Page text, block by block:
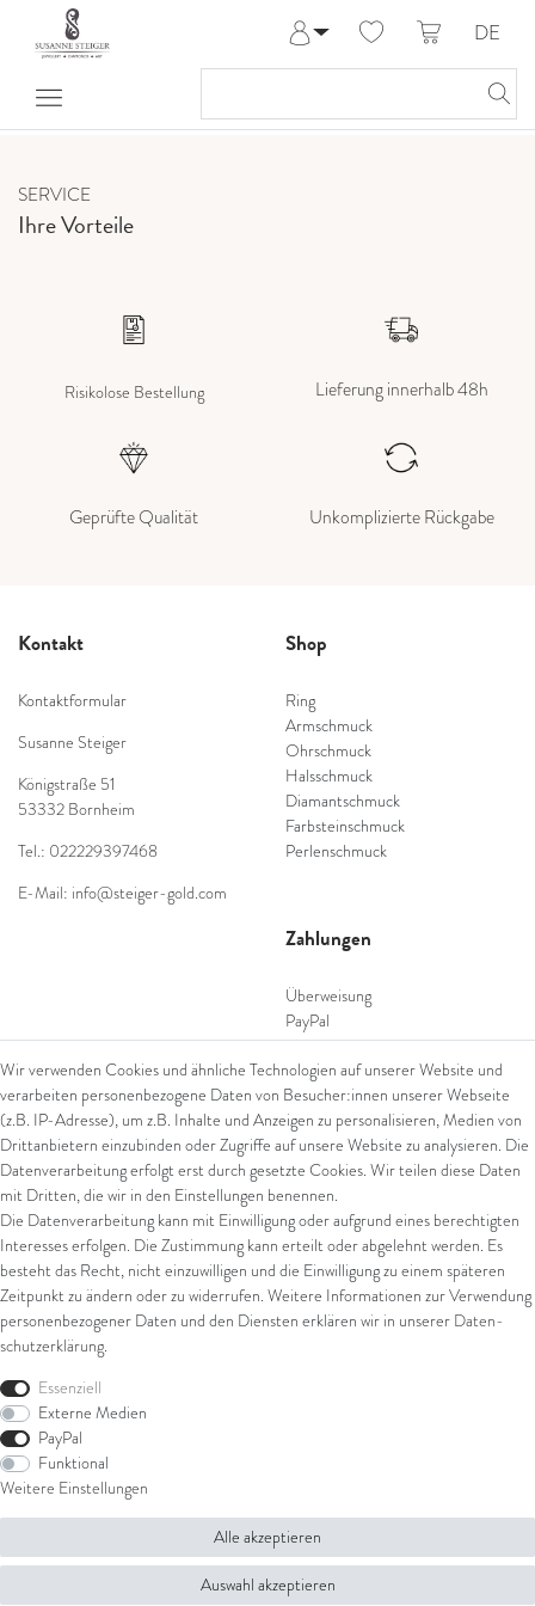
Anmelden
Meine Bestellungen
DE
SERVICE
Ihre Vorteile
Risikolose Bestellung Lieferung innerhalb 48h
Geprüfte Qualität Unkomplizierte Rückgabe
Kontakt
Kontaktformular
Susanne Steiger
Königstraße 51
53332 Bornheim
Tel.: 022229397468
E-Mail: info@steiger-gold.com
Shop
Ring
Armschmuck
Ohrschmuck
Halsschmuck
Diamantschmuck
Farbsteinschmuck
Perlenschmuck
Zahlungen
Überweisung
PayPal
SEPA Lastschrift
giropay
Kreditkarte
Versand
UPS
FedEx
© Copyright 2026 Juwelier Steiger | Alle Rechte vorbehalten.
Wir verwenden Cookies und ähnliche Technologien auf unserer Website und
verarbeiten personenbezogene Daten von Besucher:innen unserer Webseite
(z.B. IP-Adresse), um z.B. Inhalte und Anzeigen zu personalisieren, Medien von
Drittanbietern einzubinden oder Zugriffe auf unsere Website zu analysieren. Die
Datenverarbeitung erfolgt erst durch gesetzte Cookies. Wir teilen diese Daten
mit Dritten, die wir in den Einstellungen benennen.
Die Datenverarbeitung kann mit Einwilligung oder aufgrund eines berechtigten
Interesses erfolgen. Die Zustimmung kann erteilt oder abgelehnt werden. Es
besteht das Recht, nicht einzuwilligen und die Einwilligung zu einem späteren
Zeitpunkt zu ändern oder zu widerrufen. Weitere Informationen zur Verwendung
personenbezogener Daten und den Diensten erklären wir in unserer Daten­
schutz­erklärung.
Essenziell
Externe Medien
PayPal
Funktional
Weitere Einstellungen
Alle akzeptieren
Auswahl akzeptieren